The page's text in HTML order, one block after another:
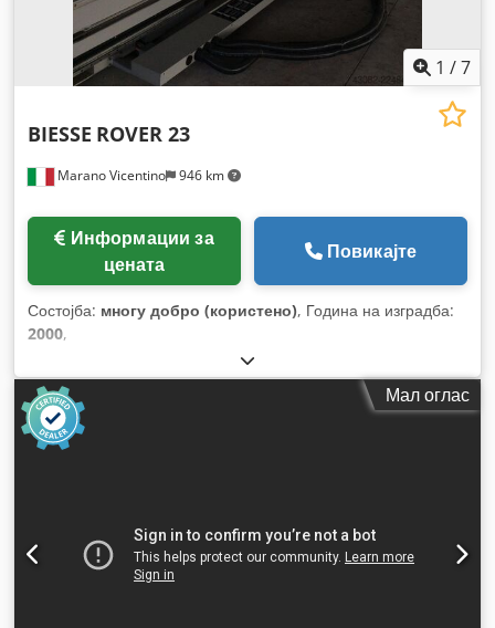
1 /7
Marano Vicentino 946 km
BIESSE ROVER 23
цената
Повикајте
Состојба: многу добро (користено), Година на изградба:
2000,
Мал оглас